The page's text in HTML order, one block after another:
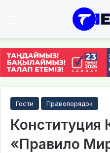
Гости Правопорядок
Конституция
«Правило